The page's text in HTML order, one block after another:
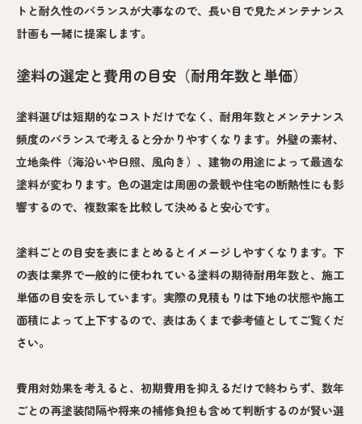
トと耐久性のバランスが大事なので、長い目で見たメンテナンス
計画も一緒に提案します。
塗料の選定と費用の目安（耐用年数と単価）
塗料選びは短期的なコストだけでなく、耐用年数とメンテナンス
頻度のバランスで考えると分かりやすくなります。外壁の素材、
立地条件（海沿いや日照、風向き）、建物の用途によって最適な
塗料が変わります。色の選定は周囲の景観や住宅の断熱性にも影
響するので、複数案を比較して決めると安心です。
塗料ごとの目安を表にまとめるとイメージしやすくなります。下
の表は業界で一般的に使われている塗料の期待耐用年数と、施工
単価の目安を示しています。実際の見積もりは下地の状態や施工
面積によって上下するので、表はあくまで参考値としてご覧くだ
さい。
費用対効果を考えると、初期費用を抑えるだけで終わらず、数年
ごとの再塗装間隔や将来の補修負担も含めて判断するのが賢い選